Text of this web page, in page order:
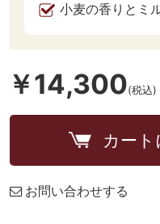
小麦の香りとミ
￥14,300(税込)
カート
お問い合わせする